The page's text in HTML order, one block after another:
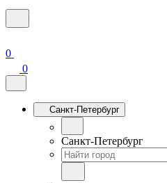
0
0
Санкт-Петербург
Санкт-Петербург